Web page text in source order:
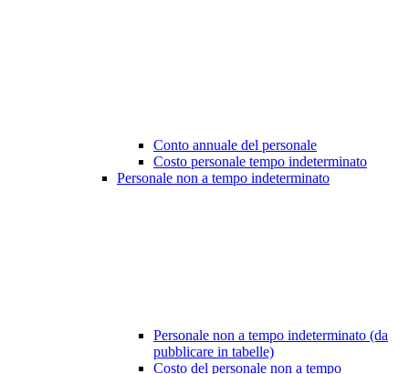
Conto annuale del personale
Costo personale tempo indeterminato
Personale non a tempo indeterminato
Personale non a tempo indeterminato (da
pubblicare in tabelle)
Costo del personale non a tempo